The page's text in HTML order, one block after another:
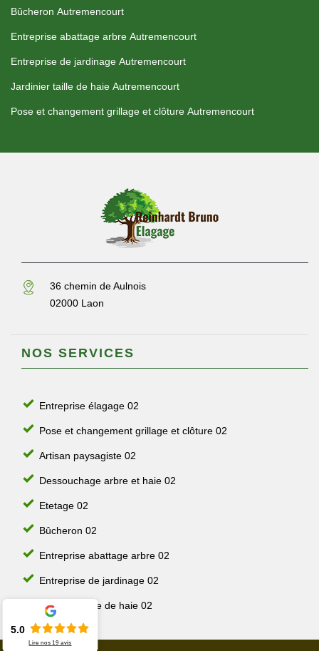
Bûcheron Autremencourt
Entreprise abattage arbre Autremencourt
Entreprise de jardinage Autremencourt
Jardinier taille de haie Autremencourt
Pose et changement grillage et clôture Autremencourt
36 chemin de Aulnois
02000 Laon
NOS SERVICES
Entreprise élagage 02
Pose et changement grillage et clôture 02
Artisan paysagiste 02
Dessouchage arbre et haie 02
Etetage 02
Bûcheron 02
Entreprise abattage arbre 02
Entreprise de jardinage 02
Jardinier taille de haie 02
5.0
Lire nos19 avis